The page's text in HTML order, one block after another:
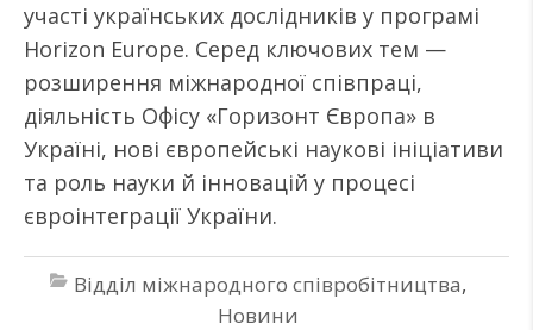
участі українських дослідників у програмі
Horizon Europe. Серед ключових тем —
розширення міжнародної співпраці,
діяльність Офісу «Горизонт Європа» в
Україні, нові європейські наукові ініціативи
та роль науки й інновацій у процесі
євроінтеграції України.
Відділ міжнародного співробітництва,
Новини